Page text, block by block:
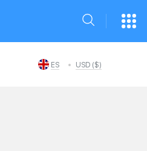
USD ($)
ES